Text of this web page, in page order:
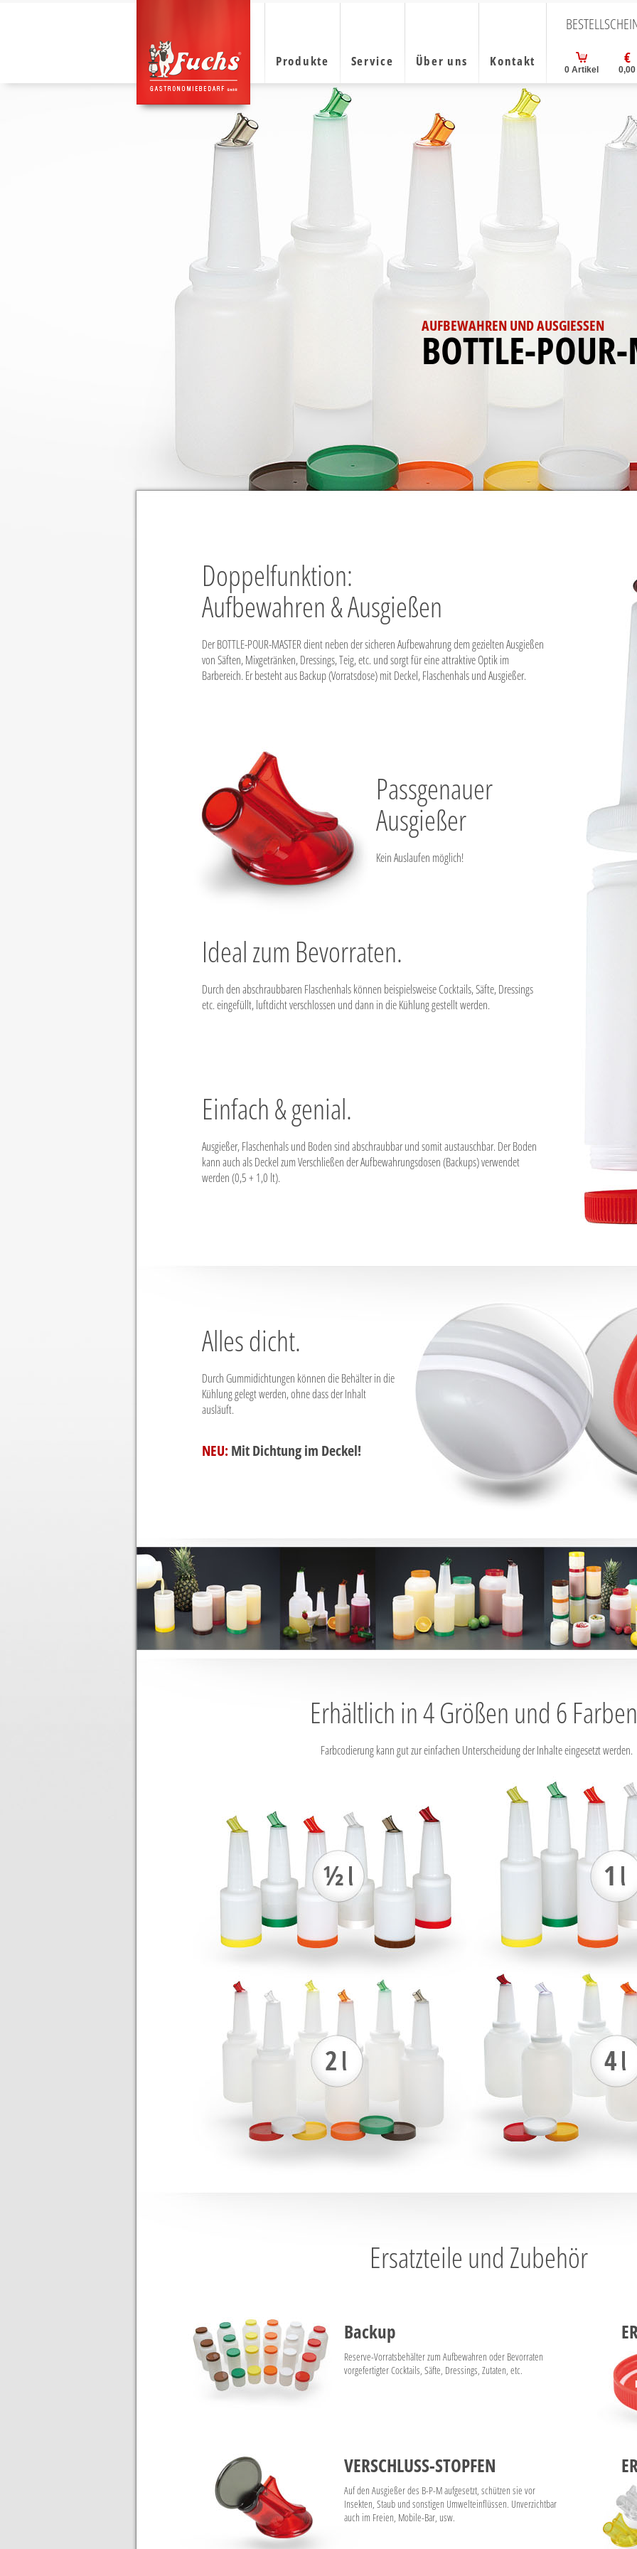
Produkte Service Über uns Kontakt
0 Artikel 0,00
AUFBEWAHREN UND AUSGIESSEN
BOTTLE-
Doppelfunktion:
Aufbewahren & Ausgießen
Der BOTTLE-POUR-MASTER dient neben der sicheren Aufbewahrung dem gezielten Ausgießen
von Säften, Mixgetränken, Dressings, Teig, etc. und sorgt für eine attraktive Optik im
Barbereich. Er besteht aus Backup (Vorratsdose) mit Deckel, Flaschenhals und Ausgießer.
Passgenauer
Ausgießer
Kein Auslaufen möglich!
Ideal zum Bevorraten.
Durch den abschraubbaren Flaschenhals können beispielsweise Cocktails, Säfte, Dressings
etc. eingefüllt, luftdicht verschlossen und dann in die Kühlung gestellt werden.
Einfach & genial.
Ausgießer, Flaschenhals und Boden sind abschraubbar und somit austauschbar. Der Boden
kann auch als Deckel zum Verschließen der Aufbewahrungsdosen (Backups) verwendet
werden (0,5 + 1,0 lt).
Alles dicht.
Durch Gummidichtungen können die Behälter in die
Kühlung gelegt werden, ohne dass der Inhalt
ausläuft.
NEU: Mit Dichtung im Deckel!
Erhältlich in 4 Größen und 6
Farbcodierung kann gut zur einfachen Unterscheidung der Inhalte eingesetzt werden.
Ersatzteile und Zubehör
Backup
Reserve-Vorratsbehälter zum Aufbewahren oder Bevorraten
vorgefertigter Cocktails, Säfte, Dressings, Zutaten, etc.
VERSCHLUSS-STOPFEN
Auf den Ausgießer des B-P-M aufgesetzt, schützen sie vor
Insekten, Staub und sonstigen Umwelteinflüssen. Unverzichtbar
auch im Freien, Mobile-Bar, usw.